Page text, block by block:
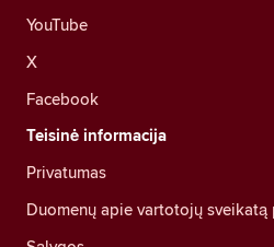
YouTube
X
Facebook
Teisinė informacija
Privatumas
Duomenų apie vartotojų